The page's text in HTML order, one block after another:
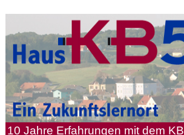
10 Jahre Erfahrungen mit dem